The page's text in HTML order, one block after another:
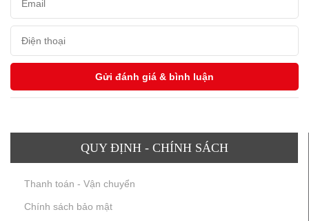
QUY ĐỊNH - CHÍNH SÁCH
Thanh toán - Vận chuyển
Chính sách bảo mật